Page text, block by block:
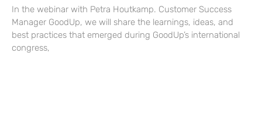
In the webinar with Petra Houtkamp. Customer Success
Manager GoodUp, we will share the learnings, ideas, and
best practices that emerged during GoodUp’s international
congress,